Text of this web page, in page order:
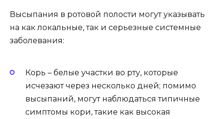
Высыпания в ротовой полости могут указывать
на как локальные, так и серьезные системные
заболевания:
Корь – белые участки во рту, которые
исчезают через несколько дней; помимо
высыпаний, могут наблюдаться типичные
симптомы кори, такие как высокая